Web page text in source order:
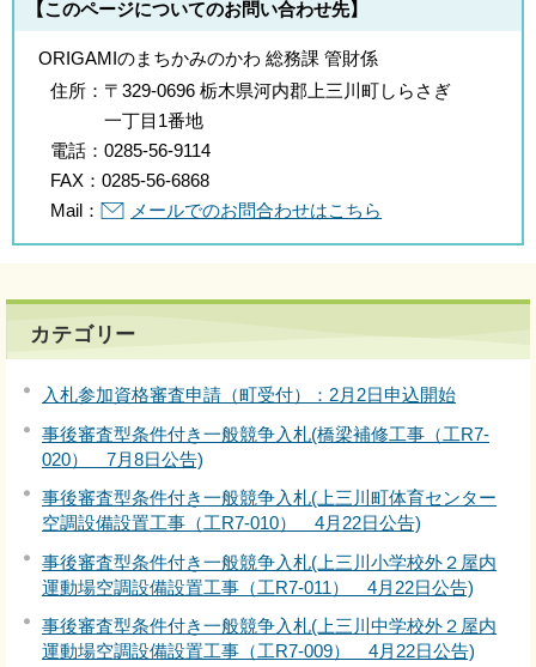
【このページについてのお問い合わせ先】
ORIGAMIのまちかみのかわ 総務課 管財係
住所： 〒329-0696 栃木県河内郡上三川町しらさぎ
一丁目1番地
電話： 0285-56-9114
FAX： 0285-56-6868
Mail：
メールでのお問合わせはこちら
カテゴリー
入札参加資格審査申請（町受付）：2月2日申込開始
事後審査型条件付き一般競争入札(橋梁補修工事（工R7-
020） 7月8日公告)
事後審査型条件付き一般競争入札(上三川町体育センター
空調設備設置工事（工R7-010） 4月22日公告)
事後審査型条件付き一般競争入札(上三川小学校外２屋内
運動場空調設備設置工事（工R7-011） 4月22日公告)
事後審査型条件付き一般競争入札(上三川中学校外２屋内
運動場空調設備設置工事（工R7-009） 4月22日公告)